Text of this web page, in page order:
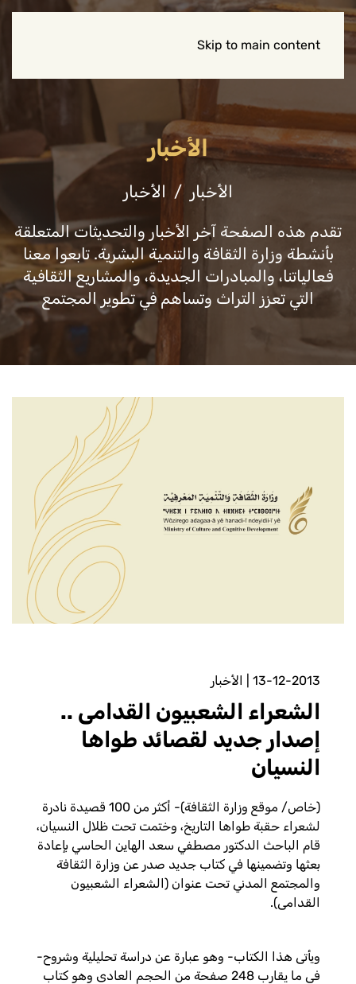
Skip to main content
الأخبار
الأخبار الأخبار
تقدم هذه الصفحة آخر الأخبار والتحديثات المتعلقة
بأنشطة وزارة الثقافة والتنمية البشرية. تابعوا معنا
فعالياتنا، والمبادرات الجديدة، والمشاريع الثقافية
التي تعزز التراث وتساهم في تطوير المجتمع
13-12-2013 الأخبار
الشعراء الشعبيون القدامى ..
إصدار جديد لقصائد طواها
النسيان
(خاص/ موقع وزارة الثقافة)- أكثر من 100 قصيدة نادرة
لشعراء حقبة طواها التاريخ، وختمت تحت ظلال النسيان،
قام الباحث الدكتور مصطفي سعد الهاين الحاسي بإعادة
بعثها وتضمينها في كتاب جديد صدر عن وزارة الثقافة
والمجتمع المدني تحت عنوان (الشعراء الشعبيون
القدامى).
ويأتى هذا الكتاب- وهو عبارة عن دراسة تحليلية وشروح-
فى ما يقارب 248 صفحة من الحجم العادى وهو كتاب